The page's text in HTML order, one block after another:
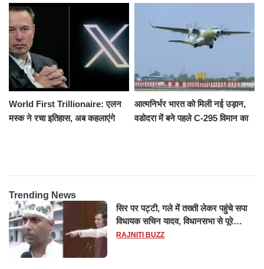
रौंदा, 4 की मौत
World First Trillionaire: एलन
मस्क ने रचा इतिहास, अब कहलाएंगे
आत्मनिर्भर भारत को मिली नई उड़ान,
वडोदरा में बने पहले C-295 विमान का
Trending News
सिर पर पट्टी, गले में तख्ती लेकर पहुंचे सपा
विधायक सचिन यादव, विधानसभा से पूरे
मानसून सत्र के लिए किया गया निलंबित
RAJNITI BUZZ